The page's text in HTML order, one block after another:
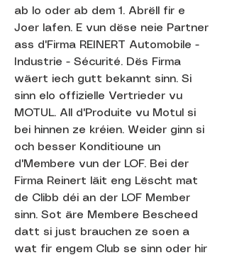
ab lo oder ab dem 1. Abrëll fir e
Joer lafen. E vun dëse neie Partner
ass d'Firma REINERT Automobile -
Industrie - Sécurité. Dës Firma
wäert iech gutt bekannt sinn. Si
sinn elo offizielle Vertrieder vu
MOTUL. All d'Produite vu Motul si
bei hinnen ze kréien. Weider ginn si
och besser Konditioune un
d'Membere vun der LOF. Bei der
Firma Reinert läit eng Lëscht mat
de Clibb déi an der LOF Member
sinn. Sot äre Membere Bescheed
datt si just brauchen ze soen a
wat fir engem Club se sinn oder hir